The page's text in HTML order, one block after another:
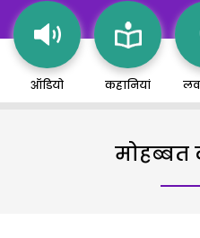
ऑडियो कहानियां लव